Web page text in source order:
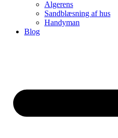
Algerens
Sandblæsning af hus
Handyman
Blog